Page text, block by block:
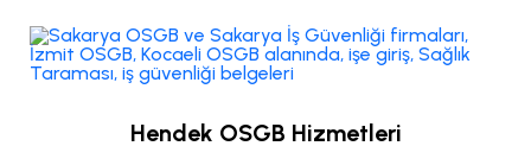
Hendek OSGB Hizmetleri